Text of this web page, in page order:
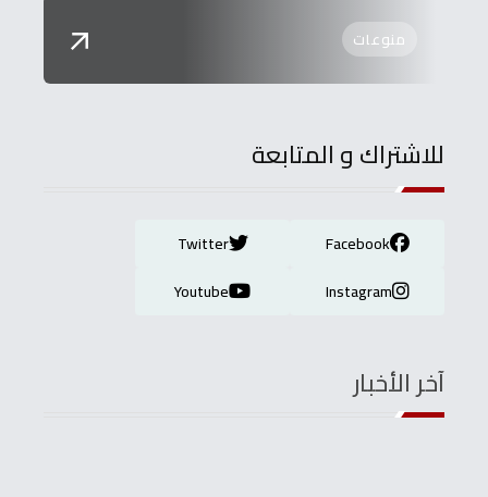
منوعات
للاشتراك و المتابعة
Facebook
Twitter
Instagram
Youtube
آخر الأخبار